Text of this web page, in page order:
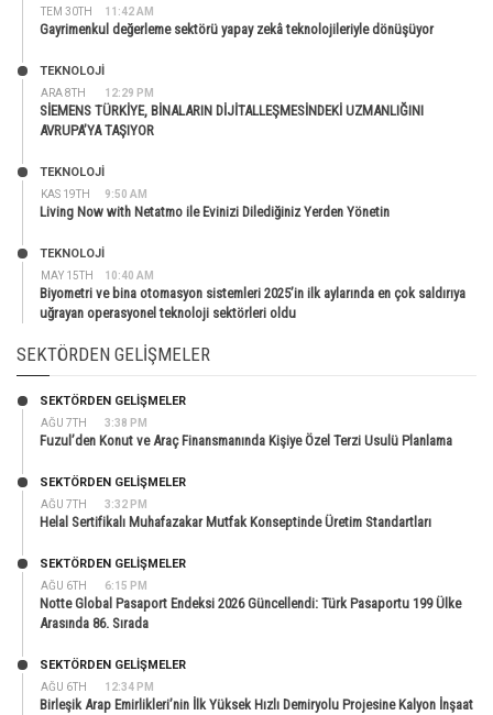
TEM 30TH 11:42 AM
Gayrimenkul değerleme sektörü yapay zekâ teknolojileriyle dönüşüyor
ARA 8TH 12:29 PM
TEKNOLOJİ
SİEMENS TÜRKİYE, BİNALARIN DİJİTALLEŞMESİNDEKİ UZMANLIĞINI
AVRUPA’YA TAŞIYOR
KAS 19TH 9:50 AM
TEKNOLOJİ
Living Now with Netatmo ile Evinizi Dilediğiniz Yerden Yönetin
MAY 15TH 10:40 AM
TEKNOLOJİ
Biyometri ve bina otomasyon sistemleri 2025’in ilk aylarında en çok saldırıya
uğrayan operasyonel teknoloji sektörleri oldu
SEKTÖRDEN GELIŞMELER
AĞU 7TH 3:38 PM
SEKTÖRDEN GELIŞMELER
Fuzul’den Konut ve Araç Finansmanında Kişiye Özel Terzi Usulü Planlama
AĞU 7TH 3:32 PM
SEKTÖRDEN GELIŞMELER
Helal Sertifikalı Muhafazakar Mutfak Konseptinde Üretim Standartları
AĞU 6TH 6:15 PM
SEKTÖRDEN GELIŞMELER
Notte Global Pasaport Endeksi 2026 Güncellendi: Türk Pasaportu 199 Ülke
Arasında 86. Sırada
AĞU 6TH 12:34 PM
SEKTÖRDEN GELIŞMELER
Birleşik Arap Emirlikleri’nin İlk Yüksek Hızlı Demiryolu Projesine Kalyon İnşaat